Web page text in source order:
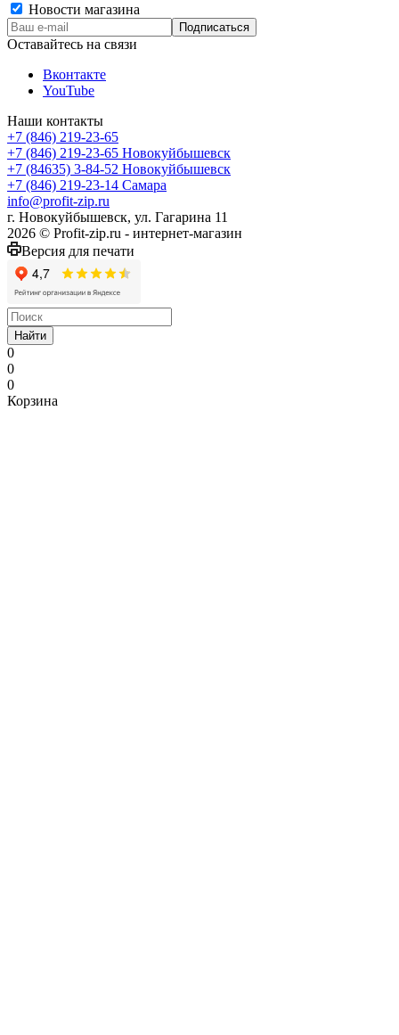
Новости магазина
Оставайтесь на связи
Вконтакте
YouTube
Наши контакты
+7 (846) 219-23-65
+7 (846) 219-23-65 Новокуйбышевск
+7 (84635) 3-84-52 Новокуйбышевск
+7 (846) 219-23-14 Самара
info@profit-zip.ru
г. Новокуйбышевск, ул. Гагарина 11
2026 © Profit-zip.ru - интернет-магазин
Версия для печати
Найти
0
0
0
Корзина